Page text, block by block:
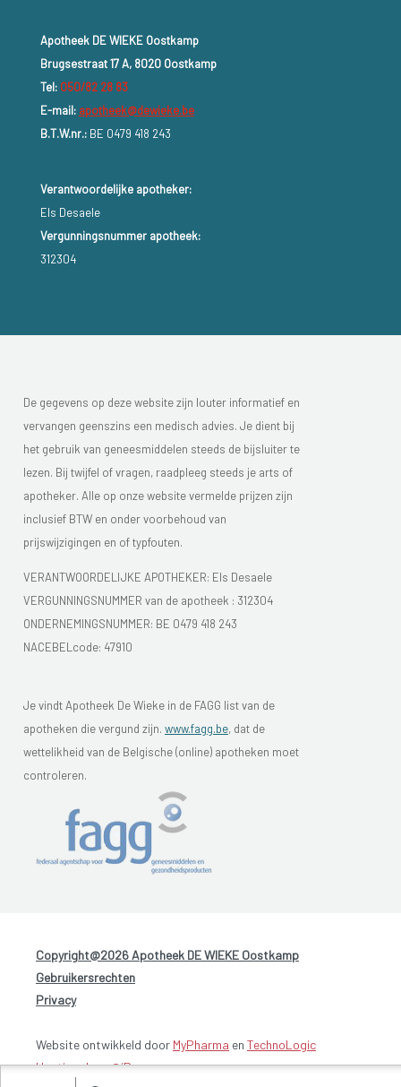
Apotheek DE WIEKE Oostkamp
Brugsestraat 17 A, 8020 Oostkamp
Tel: 050/82 28 83
E-mail: apotheek@dewieke.be
B.T.W.nr.:BE 0479 418 243
Verantwoordelijke apotheker:
Els Desaele
Vergunningsnummer apotheek:
312304
De gegevens op deze website zijn louter informatief en
vervangen geenszins een medisch advies. Je dient bij
het gebruik van geneesmiddelen steeds de bijsluiter te
lezen. Bij twijfel of vragen, raadpleeg steeds je arts of
apotheker. Alle op onze website vermelde prijzen zijn
inclusief BTW en onder voorbehoud van
prijswijzigingen en of typfouten.
VERANTWOORDELIJKE APOTHEKER: Els Desaele
VERGUNNINGSNUMMER van de apotheek : 312304
ONDERNEMINGSNUMMER: BE 0479 418 243
NACEBELcode: 47910
Je vindt Apotheek De Wieke in de FAGG list van de
apotheken die vergund zijn. www.fagg.be, dat de
wettelikheid van de Belgische (online) apotheken moet
controleren.
Copyright@2026 Apotheek DE WIEKE Oostkamp
Gebruikersrechten
Privacy
Website ontwikkeld door MyPharma en TechnoLogic
Hosting door @iPower